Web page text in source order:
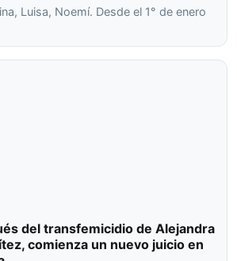
Luisa, Noemí. Desde el 1° de enero
del transfemicidio de Alejandra
comienza un nuevo juicio en